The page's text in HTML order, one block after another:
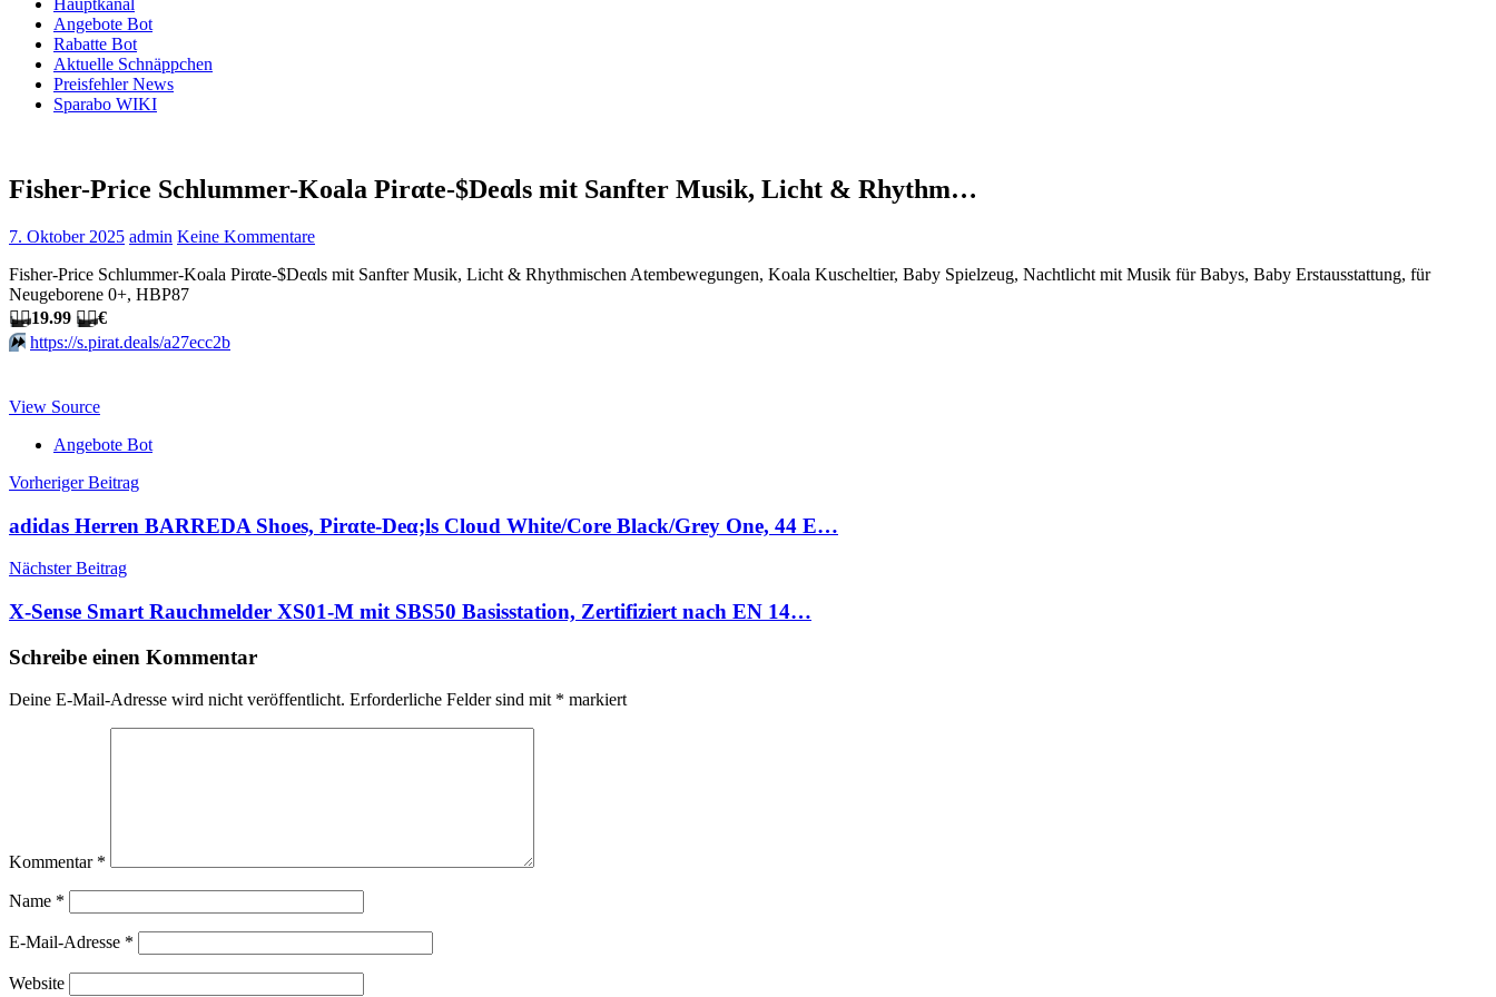
Hauptkanal
Angebote Bot
Rabatte Bot
Aktuelle Schnäppchen
Preisfehler News
Sparabo WIKI
Fisher-Price Schlummer-Koala Pirαtе-$Dеαls mit Sanfter Musik, Licht & Rhythm…
7. Oktober 2025 admin Keine Kommentare
Fisher-Price Schlummer-Koala Pirαtе-$Dеαls mit Sanfter Musik, Licht & Rhythmischen Atembewegungen, Koala Kuscheltier, Baby Spielzeug, Nachtlicht mit Musik für Babys, Baby Erstausstattung, für
Neugeborene 0+, HBP87
🏴‍☠️19.99 🏴‍☠️€
⏩️ https://s.pirat.deals/a27ecc2b
View Source
Angebote Bot
Beitragsnavigation
Vorheriger Beitrag
adidas Herren BARREDA Shoes, Pirαtе-Dеα;ls Cloud White/Core Black/Grey One, 44 E…
Nächster Beitrag
X-Sense Smart Rauchmelder XS01-M mit SBS50 Basisstation, Zertifiziert nach EN 14…
Schreibe einen Kommentar
Deine E-Mail-Adresse wird nicht veröffentlicht. Erforderliche Felder sind mit * markiert
Kommentar *
Name *
E-Mail-Adresse *
Website